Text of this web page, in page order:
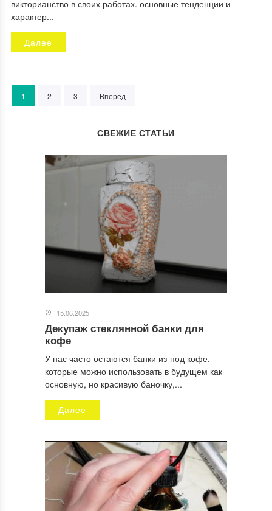
викторианство в своих работах. основные тенденции и
характер...
Далее
1 2 3 Вперёд
СВЕЖИЕ СТАТЬИ
15.06.2025
Декупаж стеклянной банки для
кофе
У нас часто остаются банки из-под кофе,
которые можно использовать в будущем как
основную, но красивую баночку,...
Далее